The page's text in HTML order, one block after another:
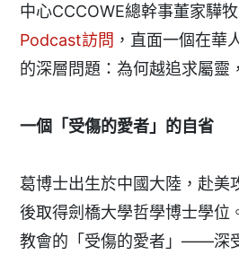
中心CCCOWE總幹事董家驊
Podcast訪問 ，直面一個在華
的深層問題：為何越追求屬靈
一個「受傷的愛者」的自省
葛博士出生於中國大陸，赴美
後取得劍橋大學哲學博士學位
教會的「受傷的愛者」——深